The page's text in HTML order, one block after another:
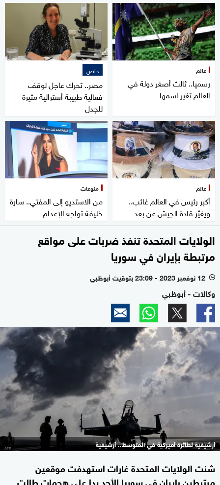
عالم
رسميا.. ثالث أصغر دولة في
العالم تغير اسمها
خاص
مصر.. تحرك عاجل لوقف
فعالية طبيبة أسترالية مثيرة
للجدل
عالم
أكبر رئيس في العالم غائب..
ويغيّر قادة الجيش عن بعد
منوعات
من الاستديو إلى المفتي.. سارة
خليفة تواجه الإعدام
الولايات المتحدة تنفذ ضربات على مواقع
مرتبطة بإيران في سوريا
l 12 نوفمبر 2023 - 23:09 بتوقيت أبوظبي
وكالات - أبوظبي
أرشيفية لطائرة أميركية في المتوسط.. أرشيفية
شنت الولايات المتحدة غارات استهدفت موقعين
مرتبطين بإيران في سوريا الأحد ردا على هجمات طالت